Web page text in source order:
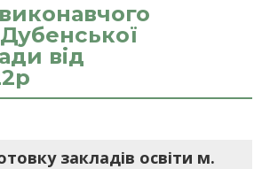
від
закладів освіти м.